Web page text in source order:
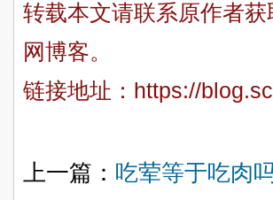
转载本文请联系原作者
网博客。
链接地址： https://
上一篇： 吃荤等于吃肉